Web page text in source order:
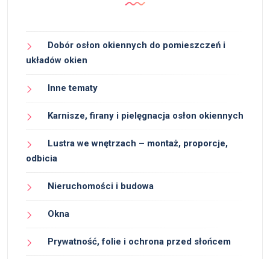
Dobór osłon okiennych do pomieszczeń i
układów okien
Inne tematy
Karnisze, firany i pielęgnacja osłon okiennych
Lustra we wnętrzach – montaż, proporcje,
odbicia
Nieruchomości i budowa
Okna
Prywatność, folie i ochrona przed słońcem